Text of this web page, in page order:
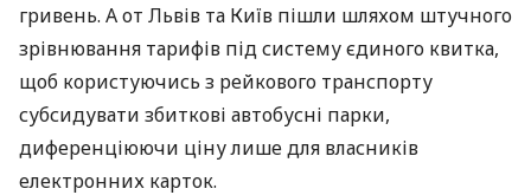
гривень. А от Львів та Київ пішли шляхом штучного
зрівнювання тарифів під систему єдиного квитка,
щоб користуючись з рейкового транспорту
субсидувати збиткові автобусні парки,
диференціюючи ціну лише для власників
електронних карток.